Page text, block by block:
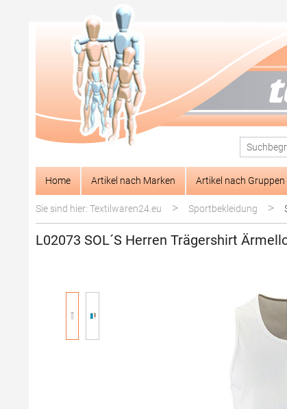
Zur Hauptnavigation springen
Home Artikel nach Marken Artikel nach Gruppen
Sie sind hier: Textilwaren24.eu > Sportbekleidung >
L02073 SOL´S Herren Trägershirt